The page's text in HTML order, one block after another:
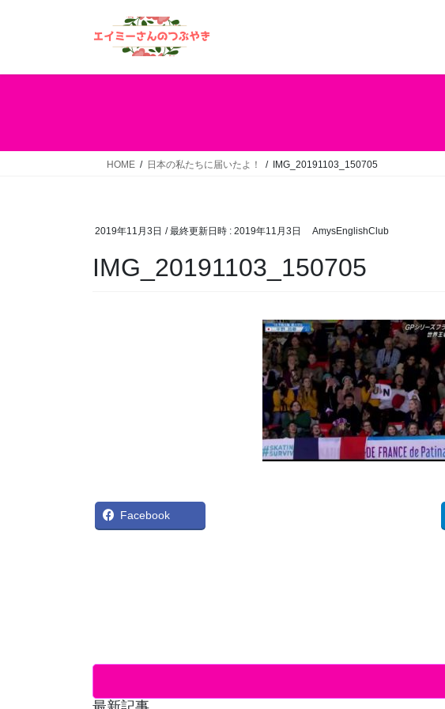
HOME 日本の私たちに届いたよ！ IMG_20191103_150705
2019年11月3日 / 最終更新日時 : 2019年11月3日 AmysEnglishClub
IMG_20191103_150705
Facebook